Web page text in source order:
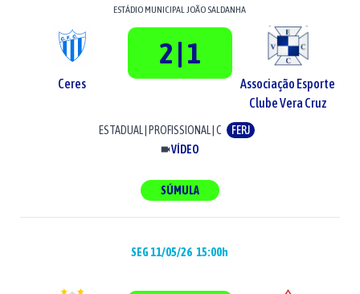
ESTÁDIOMUNICIPAL JOÃO SALDANHA
Ceres
2 | 1
Associação Esporte
Clube Vera Cruz
ESTADUAL PROFISSIONAL C
FERJ
VÍDEO
SÚMULA
SEG 11/05/26 15:00h